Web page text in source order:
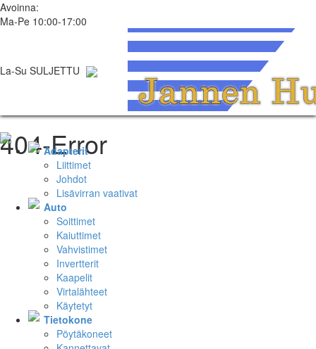
Avoinna:
Ma-Pe 10:00-17:00
La-Su SULJETTU
Adapterit
Liittimet
Johdot
Lisävirran vaativat
Auto
Soittimet
Kaiuttimet
Vahvistimet
Invertterit
Kaapelit
Virtalähteet
Käytetyt
Tietokone
Pöytäkoneet
404-Error